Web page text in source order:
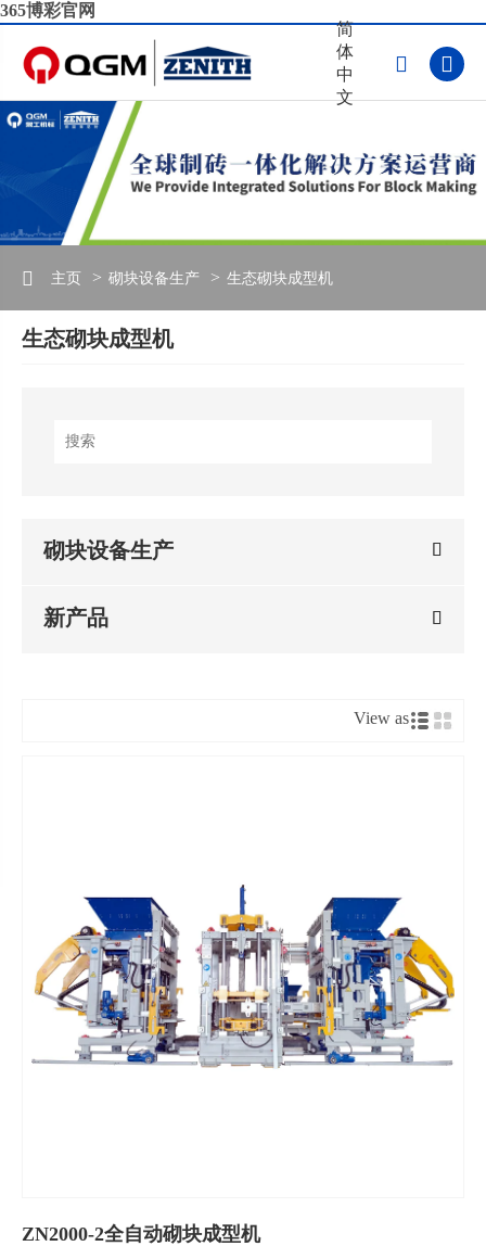
365博彩官网
简
体
中
文
 
主页 砌块设备生产 生态砌块成型机
生态砌块成型机
砌块设备生产
新产品
View as
ZN2000-2全自动砌块成型机